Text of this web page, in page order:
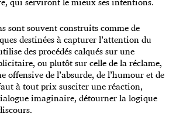
sont souvent construits comme de
destinées à capturer l’attention du
des procédés calqués sur une
ou plutôt sur celle de la réclame,
offensive de l’absurde, de l’humour et de
à tout prix susciter une réaction,
imaginaire, détourner la logique